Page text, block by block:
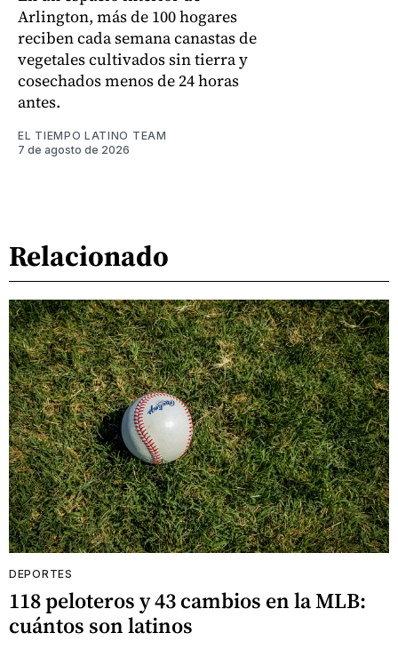
Arlington, más de 100 hogares
reciben cada semana canastas de
vegetales cultivados sin tierra y
cosechados menos de 24 horas
antes.
EL TIEMPO LATINO TEAM
7 de agosto de 2026
Relacionado
DEPORTES
118 peloteros y 43 cambios en la MLB:
cuántos son latinos